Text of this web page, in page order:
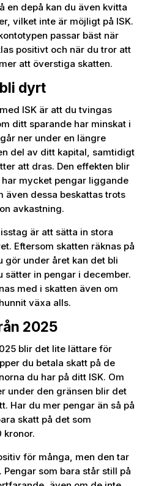
en depå kan du även kvitta
vilket inte är möjligt på ISK.
passar bäst när
positivt och när du tror att
att överstiga skatten.
dyrt
ISK är att du tvingas
ditt sparande har minskat i
ner under en längre
del av ditt kapital, samtidigt
att dras. Den effekten blir
mycket pengar liggande
även dessa beskattas trots
avkastning.
är att sätta in stora
Eftersom skatten räknas på
gör under året kan det bli
sätter in pengar i december.
med i skatten även om
växa alls.
2025
blir det lite lättare för
du betala skatt på de
du har på ditt ISK. Om
under den gränsen blir det
Har du mer pengar än så på
skatt på det som
kronor.
för många, men den tar
Pengar som bara står still på